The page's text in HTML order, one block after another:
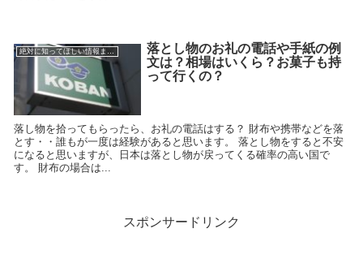
落とし物のお礼の電話や手紙の例
文は？相場はいくら？お菓子も持
って行くの？
落し物を拾ってもらったら、お礼の電話はする？ 財布や携帯などを落
とす・・誰もが一度は経験があると思います。 落とし物をすると不安
になると思いますが、日本は落とし物が戻ってくる確率の高い国で
す。 財布の場合は...
スポンサードリンク